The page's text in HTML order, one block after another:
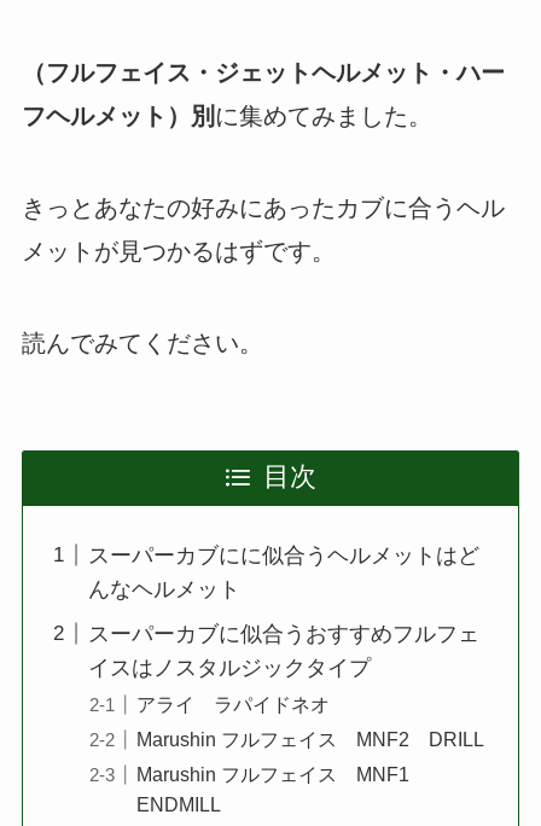
（フルフェイス・ジェットヘルメット・ハー
フヘルメット）別 に集めてみました。
きっとあなたの好みにあったカブに合うヘル
メットが見つかるはずです。
読んでみてください。
目次
スーパーカブにに似合うヘルメットはど
んなヘルメット
スーパーカブに似合うおすすめフルフェ
イスはノスタルジックタイプ
アライ ラパイドネオ
Marushin フルフェイス MNF2 DRILL
Marushin フルフェイス MNF1
ENDMILL